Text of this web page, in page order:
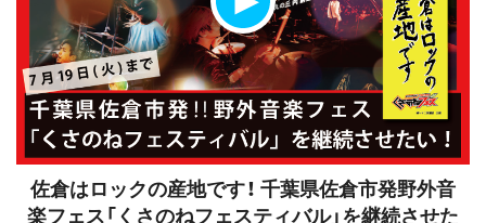
佐倉はロックの産地です！ 千葉県佐倉市発野外音
楽フェス「くさのねフェスティバル」を継続させた